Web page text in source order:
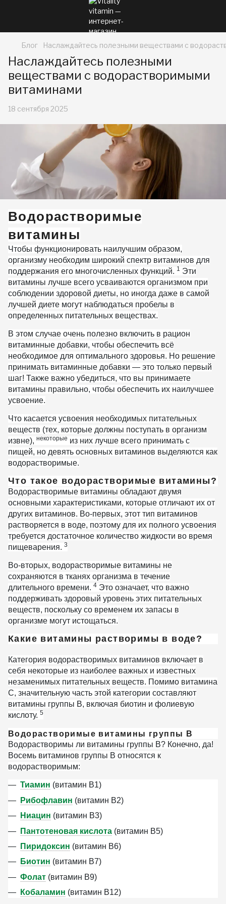
Блог Наслаждайтесь полезными веществами с
Наслаждайтесь полезными
веществами с водорастворимыми
витаминами
18 сентября 2025
Водорастворимые
витамины
Чтобы функционировать наилучшим образом,
организму необходим широкий спектр витаминов для
поддержания его многочисленных функций. 1 Эти
витамины лучше всего усваиваются организмом при
соблюдении здоровой диеты, но иногда даже в самой
лучшей диете могут наблюдаться пробелы в
определенных питательных веществах.
В этом случае очень полезно включить в рацион
витаминные добавки, чтобы обеспечить всё
необходимое для оптимального здоровья. Но решение
принимать витаминные добавки — это только первый
шаг! Также важно убедиться, что вы принимаете
витамины правильно, чтобы обеспечить их наилучшее
усвоение.
Что касается усвоения необходимых питательных
веществ (тех, которые должны поступать в организм
извне), некоторые из них лучше всего принимать с
пищей, но девять основных витаминов выделяются как
водорастворимые.
Что такое водорастворимые витамины?
Водорастворимые витамины обладают двумя
основными характеристиками, которые отличают их от
других витаминов. Во-первых, этот тип витаминов
растворяется в воде, поэтому для их полного усвоения
требуется достаточное количество жидкости во время
пищеварения. 3
Во-вторых, водорастворимые витамины не
сохраняются в тканях организма в течение
длительного времени. 4 Это означает, что важно
поддерживать здоровый уровень этих питательных
веществ, поскольку со временем их запасы в
организме могут истощаться.
Какие витамины растворимы в воде?
Категория водорастворимых витаминов включает в
себя некоторые из наиболее важных и известных
незаменимых питательных веществ. Помимо витамина
C, значительную часть этой категории составляют
витамины группы B, включая биотин и фолиевую
кислоту. 5
Водорастворимые витамины группы В
Водорастворимы ли витамины группы B? Конечно, да!
Восемь витаминов группы B относятся к
водорастворимым:
Тиамин (витамин B1)
Рибофлавин (витамин B2)
Ниацин (витамин B3)
Пантотеновая кислота (витамин B5)
Пиридоксин (витамин B6)
Биотин (витамин B7)
Фолат (витамин B9)
Кобаламин (витамин B12)